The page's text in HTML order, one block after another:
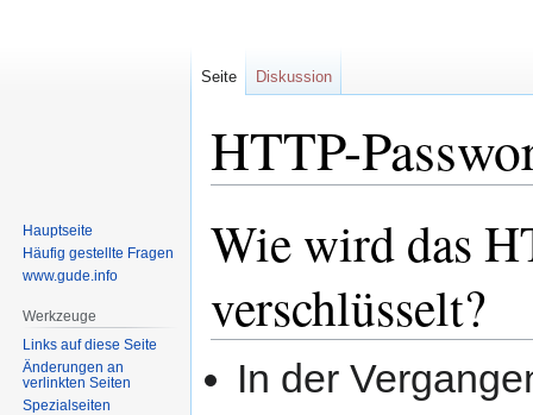
HTTP-
Navigation
Suche
Wie wird das
verschlüsselt?
In der
Seite Diskussion
Hauptseite
Häufig gestellte Fragen
www.gude.info
Werkzeuge
Links auf diese Seite
Änderungen an
verlinkten Seiten
Spezialseiten